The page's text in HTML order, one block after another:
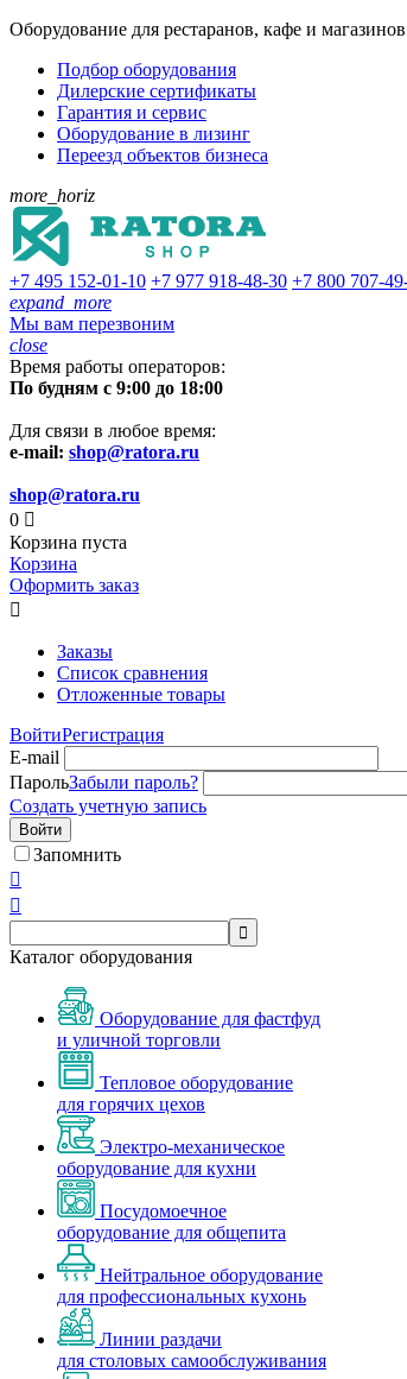
Оборудование для рестаранов, кафе и магазинов
Подбор оборудования
Дилерские сертификаты
Гарантия и сервис
Оборудование в лизинг
Переезд объектов бизнеса
more_horiz
+7 495 152-01-10 +7 977 918-48-30 +7 800 707-
expand_more
Мы вам перезвоним
close
Время работы операторов:
По будням с 9:00 до 18:00
Для связи в любое время:
e-mail: shop@ratora.ru
shop@ratora.ru
0 
Корзина пуста
Корзина
Оформить заказ

Заказы
Список сравнения
Отложенные товары
ВойтиРегистрация
E-mail
ПарольЗабыли пароль?
Создать учетную запись
Войти
Запомнить



Каталог оборудования
Оборудование для фастфуд
и уличной торговли
Тепловое оборудование
для горячих цехов
Электро-механическое
оборудование для кухни
Посудомоечное
оборудование для общепита
Нейтральное оборудование
для профессиональных кухонь
Линии раздачи
для столовых самообслуживания